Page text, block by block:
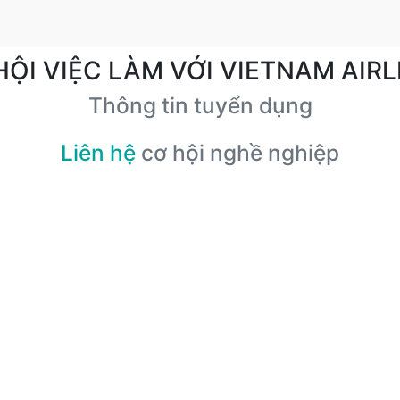
VIỆC LÀM VỚI VIETNAM
Thông tin tuyển dụng
Liên hệ cơ hội nghề nghiệp